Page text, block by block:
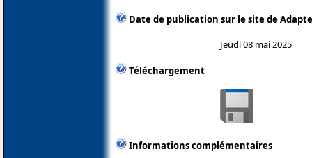
Date de publication sur le site de
Jeudi 08 mai 2025
Téléchargement
Informations complémentaires